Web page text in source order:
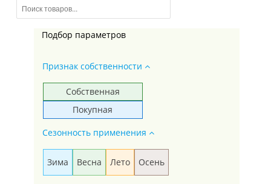
Подбор параметров
Сезонность применения
Зима Весна Лето Осень
Признак собственности
Собственная
Покупная